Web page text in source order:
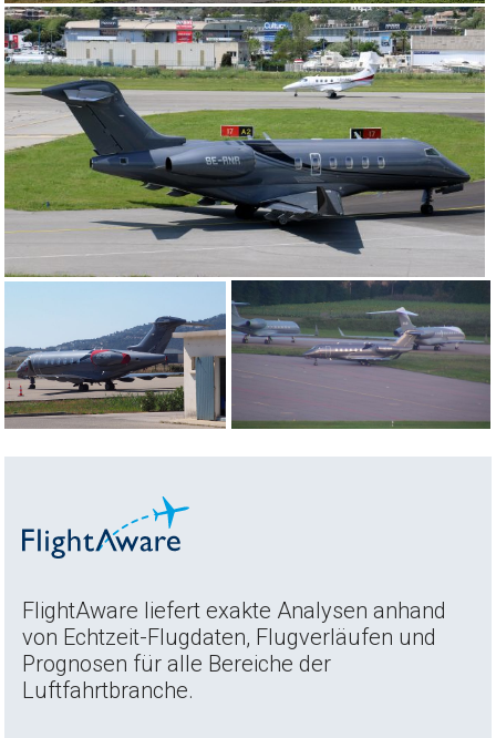
FlightAware liefert exakte Analysen anhand
von Echtzeit-Flugdaten, Flugverläufen und
Prognosen für alle Bereiche der
Luftfahrtbranche.